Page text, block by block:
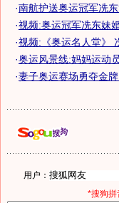
·南航护送奥运冠军冼
·视频:奥运冠军冼东妹
·视频:《奥运名人堂》
·奥运风景线:妈妈运动
·妻子奥运赛场勇夺金
用户：
*搜狗拼